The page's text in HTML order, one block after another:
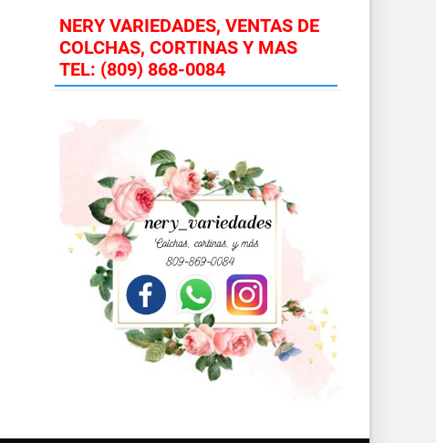
NERY VARIEDADES, VENTAS DE
COLCHAS, CORTINAS Y MAS
TEL: (809) 868-0084